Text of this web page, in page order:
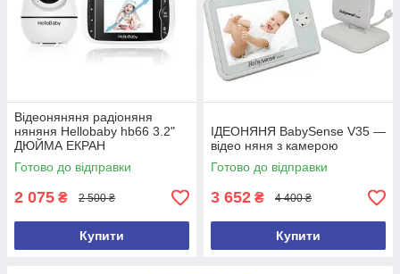
Відеоняняня радіоняня
няняня Hellobaby hb66 3.2"
ДЮЙМА ЕКРАН
Готово до відправки
2 075 ₴ 2 500 ₴
Купити
ІДЕОНЯНЯ BabySense V35 —
відео няня з камерою
Готово до відправки
3 652 ₴ 4 400 ₴
Купити